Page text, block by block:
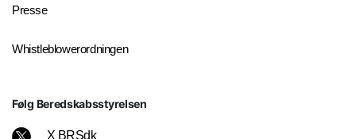
Presse
Whistleblowerordningen
Følg Beredskabsstyrelsen
X BRSdk